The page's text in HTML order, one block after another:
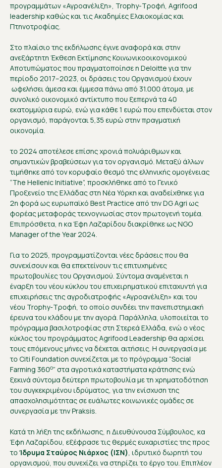
προγραμμάτων «Αγροανέλιξη», Trophy-Τροφή, Agrifood
leadership καθώς και τις Ακαδημίες Ελαιοκομίας και
Πτηνοτροφίας.
Στο πλαίσιο της εκδήλωσης έγινε αναφορά και στην
ανεξάρτητη Έκθεση Εκτίμησης Κοινωνικοοικονομικού
Αποτυπώματος που πραγματοποίησε η Deloitte για την
περίοδο 2017–2023, οι δράσεις του Οργανισμού έχουν
ωφελήσει άμεσα και έμμεσα πάνω από 31.000 άτομα, με
συνολικό οικονομικό αντίκτυπο που ξεπερνά τα 40
εκατομμύρια ευρώ, ενώ για κάθε 1 ευρώ που επενδύεται στον
οργανισμό, παράγονται 5,35 ευρώ στην πραγματική
οικονομία.
το 2024 αποτέλεσε επίσης χρονιά πολυάριθμων και
σημαντικών βραβεύσεων για τον οργανισμό. Μεταξύ άλλων
τιμήθηκε από τον κορυφαίο θεσμό της ελληνικής ομογένειας
“The Hellenic Initiative”, προσκλήθηκε από το Γενικό
Προξενείο της Ελλάδας στη Νέα Υόρκη και αναδείχθηκε για
2η φορά ως ευρωπαϊκό Best Practice από την DG Agri ως
φορέας μεταφοράς τεχνογνωσίας στον πρωτογενή τομέα.
Επιπρόσθετα, η κα Έφη Λαζαρίδου διακρίθηκε ως NGO
Manager of the Year 2024.
Για το 2025, προγραμματίζονται νέες δράσεις που θα
συνεχίσουν και θα επεκτείνουν τις επιτυχημένες
πρωτοβουλίες του Οργανισμού. Σύντομα αναμένεται η
έναρξη του νέου κύκλου του επιχειρηματικού επιταχυντή για
επιχειρήσεις της αγροδιατροφής «Αγροανέλιξη» και του
νέου Trophy-Τροφή, το οποίο συνδέει την πανεπιστημιακή
έρευνα του κλάδου με την αγορά. Παράλληλα, υλοποιείται το
πρόγραμμα βασιλοτροφίας στη Στερεά Ελλάδα, ενώ ο νέος
κύκλος του προγράμματος Agrifood Leadership θα αρχίσει
τους επόμενους μήνες να δέχεται αιτήσεις. Η συνεργασία με
το Citi Foundation συνεχίζεται με το πρόγραμμα “Social
Farming 360o” στα αγροτικά καταστήματα κράτησης ενώ
ξεκινά σύντομα δεύτερη πρωτοβουλία με τη χρηματοδότηση
του συγκεκριμένου ιδρύματος, για την ενίσχυση της
απασχολησιμότητας σε ευάλωτες κοινωνικές ομάδες σε
συνεργασία με την Praksis.
Κατά τη λήξη της εκδήλωσης, η Διευθύνουσα Σύμβουλος, κα
Έφη Λαζαρίδου, εξέφρασε τις θερμές ευχαριστίες της προς
το Ίδρυμα Σταύρος Νιάρχος (ΙΣΝ), ιδρυτικό δωρητή του
οργανισμού, που συνεχίζει να στηρίζει το έργο του. Επιπλέον